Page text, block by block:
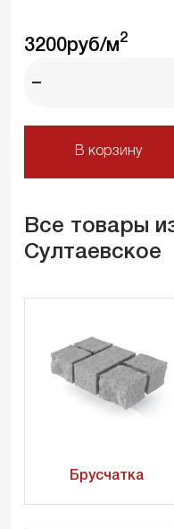
3200руб/м2
В корзину
Все товары
Султаевское
Брусчатка